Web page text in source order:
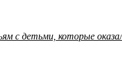
с детьми, которые